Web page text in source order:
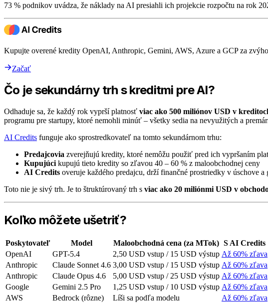
73 % podnikov uvádza, že náklady na AI presiahli ich projekcie rozpočtu na rok
Kupujte overené kredity OpenAI, Anthropic, Gemini, AWS, Azure a GCP za
Začať
Čo je sekundárny trh s kreditmi pre AI?
Odhaduje sa, že každý rok vyprší platnosť viac ako 500 miliónov USD v
programu pre startupy, ktoré nemohli minúť – všetky sedia na nevyužitých a
AI Credits funguje ako sprostredkovateľ na tomto sekundárnom trhu:
Predajcovia zverejňujú kredity, ktoré nemôžu použiť pred ich vypršaním
Kupujúci kupujú tieto kredity so zľavou 40 – 60 % z maloobchodnej ceny
AI Credits overuje každého predajcu, drží finančné prostriedky v úschove a
Toto nie je sivý trh. Je to štruktúrovaný trh s viac ako 20 miliónmi USD v
Koľko môžete ušetriť?
Poskytovateľ Model Maloobchodná cena (za MTok) S AI Credits
OpenAI
GPT-5.4 2,50 USD vstup / 15 USD výstup Až 60% zľava
Anthropic
Claude Sonnet 4.6 3,00 USD vstup / 15 USD výstup Až 60% zľava
Anthropic
Claude Opus 4.6 5,00 USD vstup / 25 USD výstup Až 60% zľava
Google
Gemini 2.5 Pro 1,25 USD vstup / 10 USD výstup Až 60% zľava
AWS
Bedrock (rôzne) Líši sa podľa modelu
Až 60% zľava